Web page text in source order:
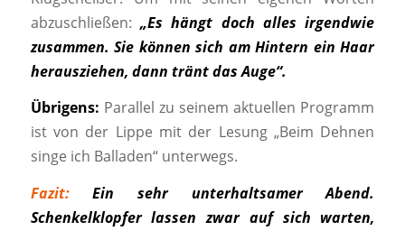
abzuschließen: „Es hängt doch alles irgendwie
zusammen. Sie können sich am Hintern ein Haar
herausziehen, dann tränt das Auge“.
Übrigens: Parallel zu seinem aktuellen Programm
ist von der Lippe mit der Lesung „Beim Dehnen
singe ich Balladen“ unterwegs.
Fazit:Ein sehr unterhaltsamer Abend.
Schenkelklopfer lassen zwar auf sich warten,